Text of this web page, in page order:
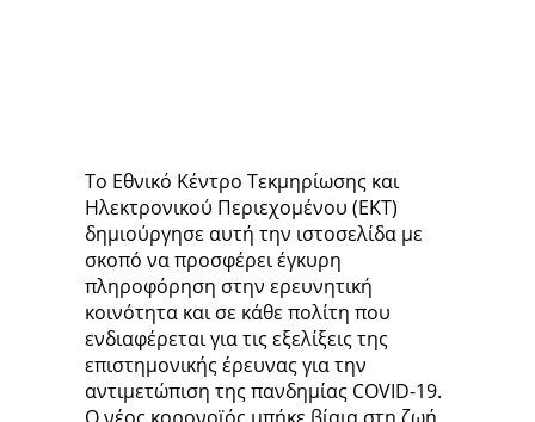
Το Εθνικό Κέντρο Τεκμηρίωσης και
Ηλεκτρονικού Περιεχομένου (ΕΚΤ)
δημιούργησε αυτή την ιστοσελίδα με
σκοπό να προσφέρει έγκυρη
πληροφόρηση στην ερευνητική
κοινότητα και σε κάθε πολίτη που
ενδιαφέρεται για τις εξελίξεις της
επιστημονικής έρευνας για την
αντιμετώπιση της πανδημίας COVID-19.